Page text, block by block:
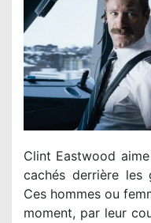
Clint Eastwood
cachés derrière les
Ces hommes ou
moment, par leur